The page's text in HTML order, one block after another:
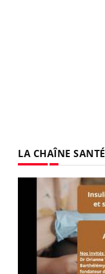
LA CHAÎNE SANTÉ